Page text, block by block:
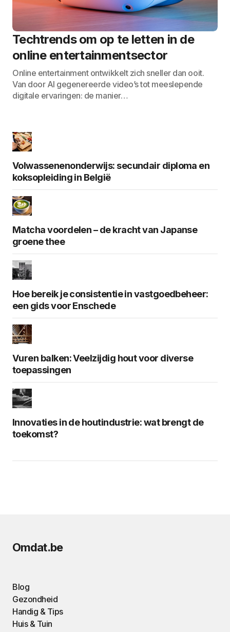
Techtrends om op te letten in de
online entertainmentsector
Online entertainment ontwikkelt zich sneller dan ooit.
Van door AI gegenereerde video’s tot meeslepende
digitale ervaringen: de manier…
Volwassenenonderwijs: secundair diploma en
koksopleiding in België
Matcha voordelen – de kracht van Japanse
groene thee
Hoe bereik je consistentie in vastgoedbeheer:
een gids voor Enschede
Vuren balken: Veelzijdig hout voor diverse
toepassingen
Innovaties in de houtindustrie: wat brengt de
toekomst?
Omdat.be
Blog
Gezondheid
Handig & Tips
Huis & Tuin